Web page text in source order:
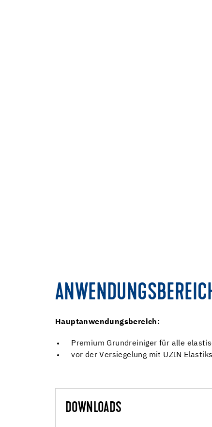
Hauptanwendungsbereich:
Premium Grundreiniger für alle
vor der Versiegelung mit UZIN
DOWNLOADS